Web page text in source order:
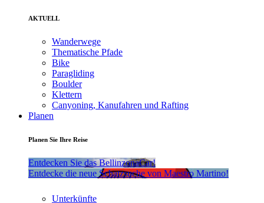
AKTUELL
Wanderwege
Thematische Pfade
Bike
Paragliding
Boulder
Klettern
Canyoning, Kanufahren und Rafting
Planen
Planen Sie Ihre Reise
Entdecken Sie das BellinzonaCar!
Entdecke die neue Schatzsuche von Maestro Martino!
Unterkünfte